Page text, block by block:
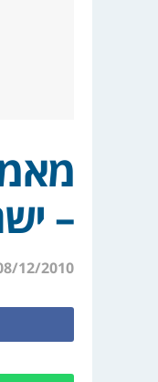
–
12/2010